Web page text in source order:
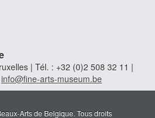
| Tél. : +32 (0)2 508 32 11 |
info@fine-arts-museum.be
Arts de Belgique. Tous droits